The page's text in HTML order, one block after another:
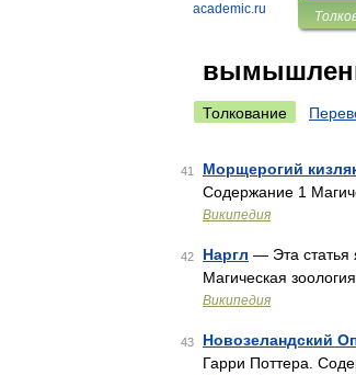
academic.ru
Толкование
41 Морщерогий
Содержание 1
Википедия
42 Наргл — Эта статья
Магическая
Википедия
43 Новозеландский
Гарри Поттера.